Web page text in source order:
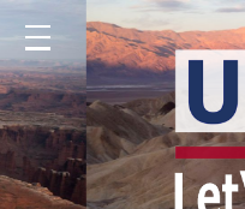
Menu